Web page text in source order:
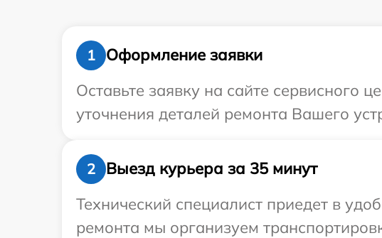
1
Оформление заявки
Оставьте заявку на сайте сервисного
уточнения деталей ремонта Вашего
2
Выезд курьера за 35 минут
Технический специалист приедет в
ремонта мы организуем